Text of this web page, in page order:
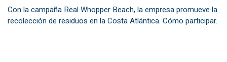
Con la campaña Real Whopper Beach, la empresa promueve la
recolección de residuos en la Costa Atlántica. Cómo participar.